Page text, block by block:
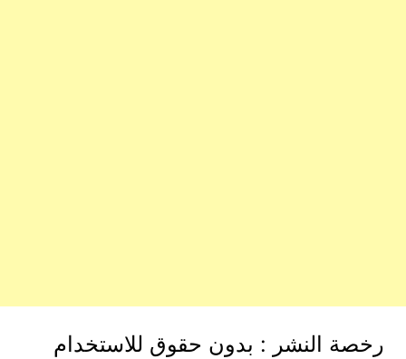
رخصة النشر : بدون حقوق للاستخدام